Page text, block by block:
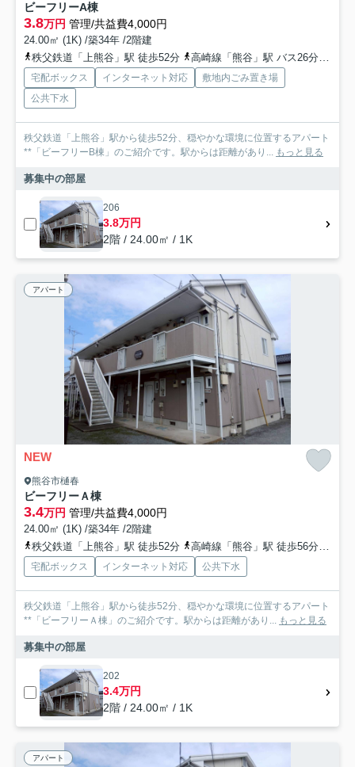
ビーフリーA棟
3.8万円 管理/共益費4,000円
24.00㎡ (1K) /築34年 /2階建
秩父鉄道「上熊谷」駅 徒歩52分
高崎線「熊谷」駅 バス26分 国際十王バス「農業教育センター」 停歩4分
宅配ボックス インターネット対応
敷地内ごみ置き場
公共下水
秩父鉄道「上熊谷」駅から徒歩52分、穏やかな環境に位置するアパート
**「ビーフリーB棟」のご紹介です。駅からは距離があり... もっと見る
募集中の部屋
206
3.8万円
2階 / 24.00㎡ / 1K
アパート
NEW
熊谷市樋春
ビーフリーＡ棟
3.4万円 管理/共益費4,000円
24.00㎡ (1K) /築34年 /2階建
秩父鉄道「上熊谷」駅 徒歩52分
高崎線「熊谷」駅 徒歩56分
宅配ボックス インターネット対応 公共下水
秩父鉄道「上熊谷」駅から徒歩52分、穏やかな環境に位置するアパート
**「ビーフリーＡ棟」のご紹介です。駅からは距離があり... もっと見る
募集中の部屋
202
3.4万円
2階 / 24.00㎡ / 1K
アパート